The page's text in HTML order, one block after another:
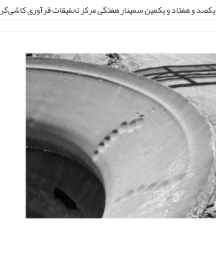
یکصد و هفتاد و یکمین سمینار هفتگی مرکز تحقیقات فرآوری کاشی‌گر